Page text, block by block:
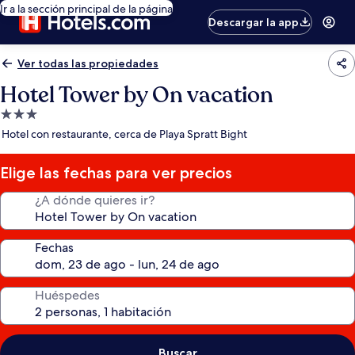
Ir a la sección principal de la página
Descargar la app
Ver todas las propiedades
Hotel Tower by On vacation
Propiedad
de
estrellas
Hotel con restaurante, cerca de Playa Spratt Bight
Elige las fechas para ver precios
¿A dónde quieres ir?
Fechas
Huéspedes